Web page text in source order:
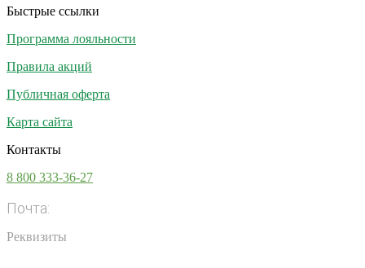
Быстрые ссылки
Программа лояльности
Правила акций
Публичная оферта
Карта сайта
Контакты
8 800 333-36-27
Почта:
Реквизиты